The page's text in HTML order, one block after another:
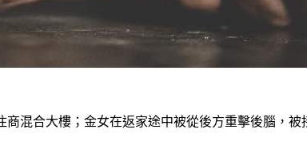
混合大樓；金女在返家途中被從後方重擊後腦，